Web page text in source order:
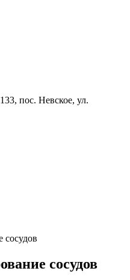
пос. Невское, ул.
сосудов
сосудов